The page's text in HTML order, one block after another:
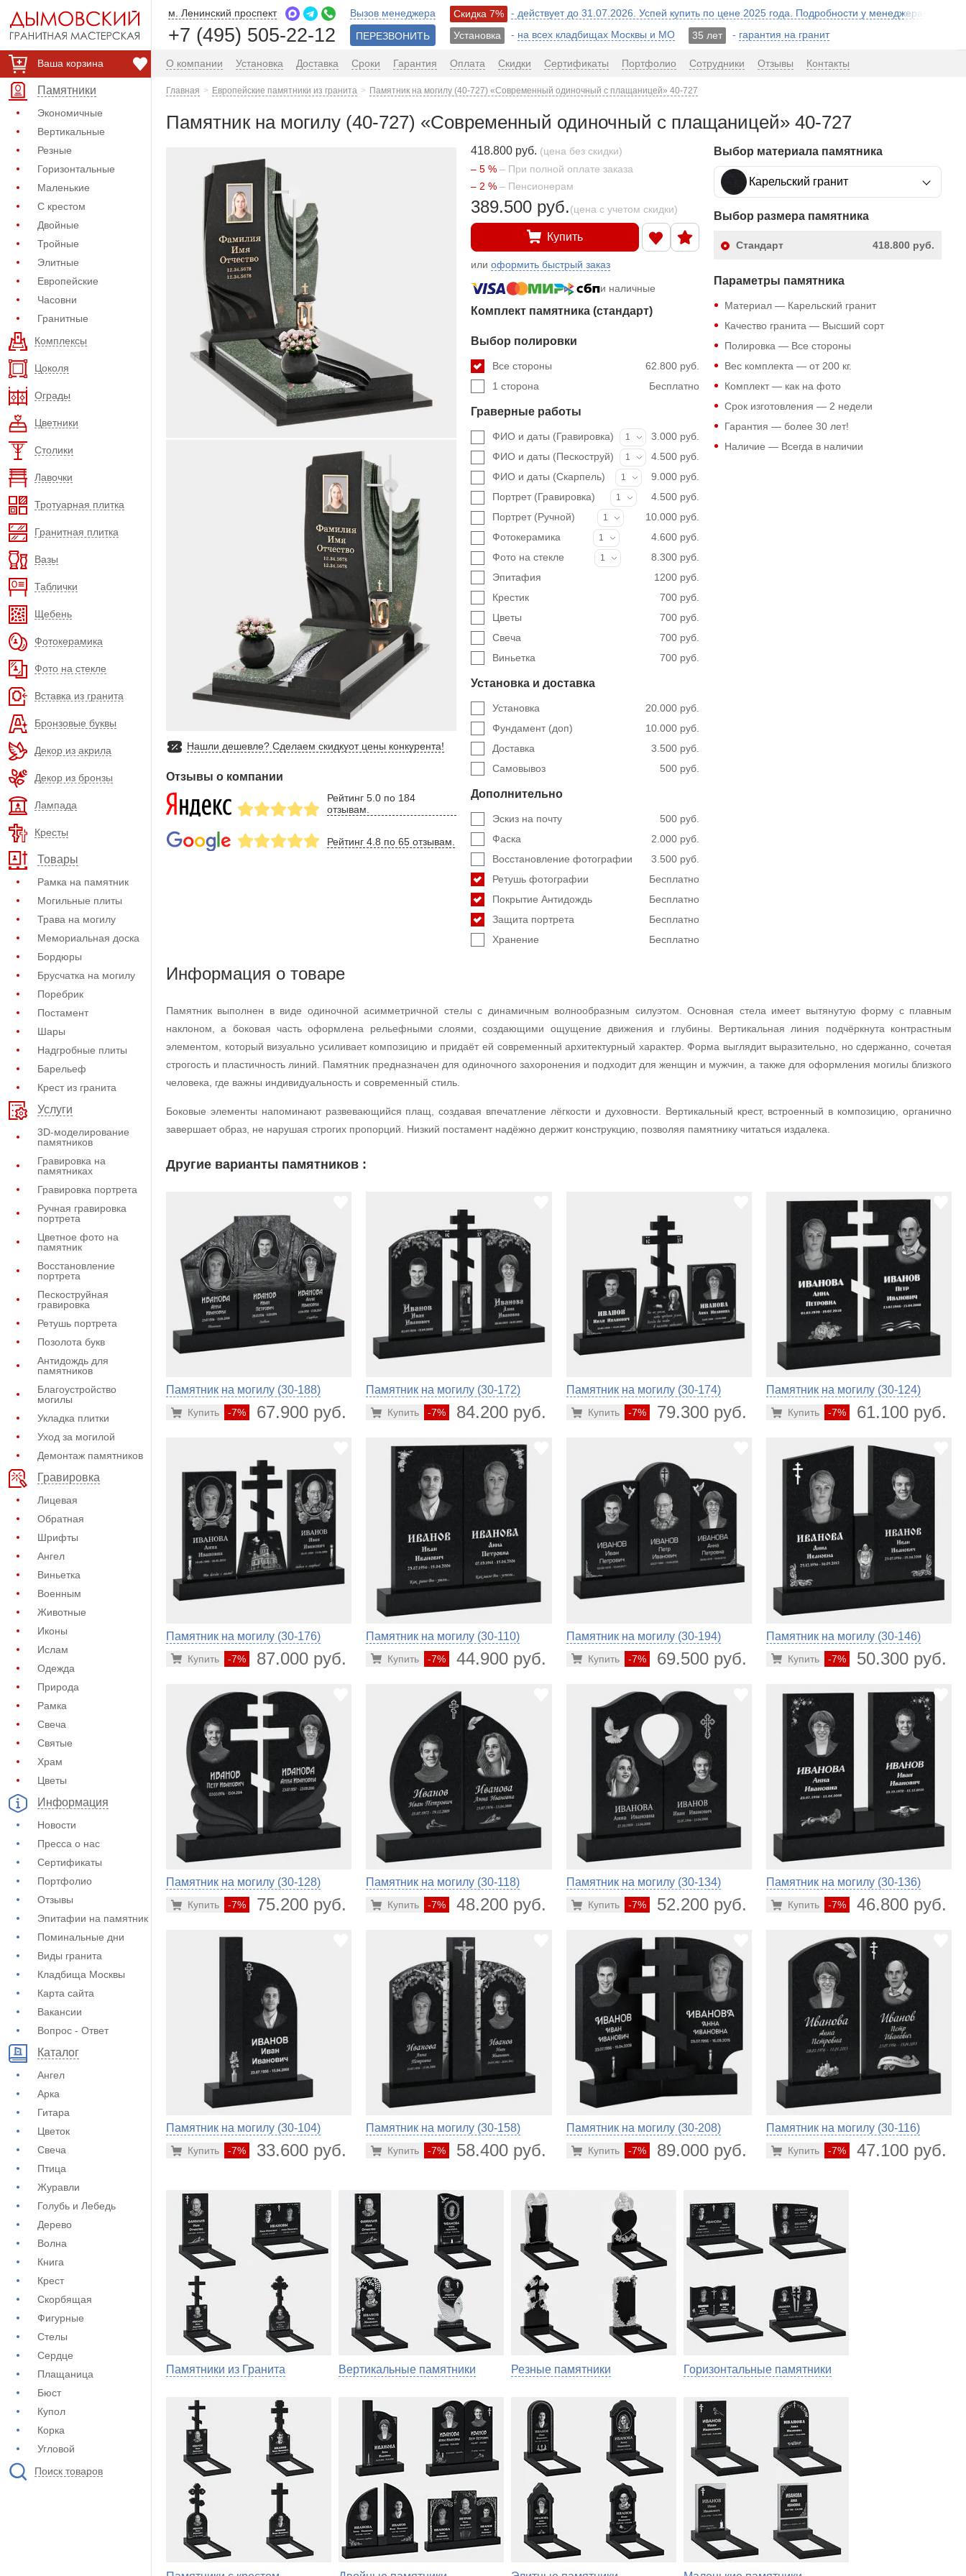
Ваша корзина
Памятники
Экономичные
Вертикальные
Резные
Горизонтальные
Маленькие
С крестом
Двойные
Тройные
Элитные
Европейские
Часовни
Гранитные
Комплексы
Цоколя
Ограды
Цветники
Столики
Лавочки
Тротуарная плитка
Гранитная плитка
Вазы
Таблички
Щебень
Фотокерамика
Фото на стекле
Вставка из гранита
Бронзовые буквы
Декор из акрила
Декор из бронзы
Лампада
Кресты
Товары
Рамка на памятник
Могильные плиты
Трава на могилу
Мемориальная доска
Бордюры
Брусчатка на могилу
Поребрик
Постамент
Шары
Надгробные плиты
Барельеф
Крест из гранита
Услуги
3D-моделирование
памятников
Гравировка на
памятниках
Гравировка портрета
Ручная гравировка
портрета
Цветное фото на
памятник
Восстановление
портрета
Пескоструйная
гравировка
Ретушь портрета
Позолота букв
Антидождь для
памятников
Благоустройство
могилы
Укладка плитки
Уход за могилой
Демонтаж памятников
Гравировка
Лицевая
Обратная
Шрифты
Ангел
Виньетка
Военным
Животные
Иконы
Ислам
Одежда
Природа
Рамка
Свеча
Святые
Храм
Цветы
Информация
Новости
Пресса о нас
Сертификаты
Портфолио
Отзывы
Эпитафии на памятник
Поминальные дни
Виды гранита
Кладбища Москвы
Карта сайта
Вакансии
Вопрос - Ответ
Каталог
Ангел
Арка
Гитара
Цветок
Свеча
Птица
Журавли
Голубь и Лебедь
Дерево
Волна
Книга
Крест
Скорбящая
Фигурные
Стелы
Сердце
Плащаница
Бюст
Купол
Корка
Угловой
Поиск товаров
м. Ленинский проспект
+7 (495) 505-22-12
Вызов менеджера
ПЕРЕЗВОНИТЬ
Скидка 7%
- действует до 31.07.2026. Успей купить по цене 2025 года. Подробности у менеджера!
Установка
- на всех кладбищах Москвы и МО 35 лет - гарантия на гранит
О компании Установка Доставка Сроки Гарантия Оплата Скидки Сертификаты Портфолио Сотрудники Отзывы Контакты
Главная Европейские памятники из гранита Памятник на могилу (40-727) «Современный одиночный с плащаницей» 40-727
Памятник на могилу (40-727) «Современный одиночный с плащаницей» 40-727
Нашли дешевле? Сделаем скидкуот цены конкурента!
Отзывы о компании
Рейтинг 5.0 по 184
отзывам.
Рейтинг 4.8 по 65 отзывам.
418.800 руб. (цена без скидки)
– 5 % – При полной оплате заказа
– 2 % – Пенсионерам
389.500 руб.(цена с учетом скидки)
Купить
илиоформить быстрый заказ
и наличные
Комплект памятника (стандарт)
Выбор полировки
62.800 руб.
Все стороны
Бесплатно
1 сторона
Граверные работы
ФИО и даты (Гравировка) 1
3.000 руб.
ФИО и даты (Пескоструй)
1
4.500 руб.
ФИО и даты (Скарпель)
1
9.000 руб.
Портрет (Гравировка)
1
4.500 руб.
Портрет (Ручной)
1
10.000 руб.
Фотокерамика
1
4.600 руб.
Фото на стекле
1
8.300 руб.
1200 руб.
Эпитафия
700 руб.
Крестик
700 руб.
Цветы
700 руб.
Свеча
700 руб.
Виньетка
Установка и доставка
20.000 руб.
Установка
10.000 руб.
Фундамент (доп)
3.500 руб.
Доставка
500 руб.
Самовывоз
Дополнительно
500 руб.
Эскиз на почту
2.000 руб.
Фаска
3.500 руб.
Восстановление фотографии
Бесплатно
Ретушь фотографии
Бесплатно
Покрытие Антидождь
Бесплатно
Защита портрета
Бесплатно
Хранение
Выбор материала памятника
Карельский гранит
Выбор размера памятника
418.800 руб.
Стандарт
Параметры памятника
Материал — Карельский гранит
Качество гранита — Высший сорт
Полировка — Все стороны
Вес комплекта — от 200 кг.
Комплект — как на фото
Срок изготовления — 2 недели
Гарантия — более 30 лет!
Наличие — Всегда в наличии
Информация о товаре
Памятник выполнен в виде одиночной асимметричной стелы с динамичным волнообразным силуэтом. Основная стела имеет вытянутую форму с плавным
наклоном, а боковая часть оформлена рельефными слоями, создающими ощущение движения и глубины. Вертикальная линия подчёркнута контрастным
элементом, который визуально усиливает композицию и придаёт ей современный архитектурный характер. Форма выглядит выразительно, но сдержанно, сочетая
строгость и пластичность линий. Памятник предназначен для одиночного захоронения и подходит для женщин и мужчин, а также для оформления могилы близкого
человека, где важны индивидуальность и современный стиль.
Боковые элементы напоминают развевающийся плащ, создавая впечатление лёгкости и духовности. Вертикальный крест, встроенный в композицию, органично
завершает образ, не нарушая строгих пропорций. Низкий постамент надёжно держит конструкцию, позволяя памятнику читаться издалека.
Другие варианты памятников :
Памятник на могилу (30-188)
-7% 67.900 руб.
Купить
Памятник на могилу (30-172)
-7% 84.200 руб.
Купить
Памятник на могилу (30-174)
-7% 79.300 руб.
Купить
Памятник на могилу (30-124)
-7% 61.100 руб.
Купить
Памятник на могилу (30-176)
-7% 87.000 руб.
Купить
Памятник на могилу (30-110)
-7% 44.900 руб.
Купить
Памятник на могилу (30-194)
-7% 69.500 руб.
Купить
Памятник на могилу (30-146)
-7% 50.300 руб.
Купить
Памятник на могилу (30-128)
-7% 75.200 руб.
Купить
Памятник на могилу (30-118)
-7% 48.200 руб.
Купить
Памятник на могилу (30-134)
-7% 52.200 руб.
Купить
Памятник на могилу (30-136)
-7% 46.800 руб.
Купить
Памятник на могилу (30-104)
-7% 33.600 руб.
Купить
Памятник на могилу (30-158)
-7% 58.400 руб.
Купить
Памятник на могилу (30-208)
-7% 89.000 руб.
Купить
Памятник на могилу (30-116)
-7% 47.100 руб.
Купить
Памятники из Гранита Вертикальные памятники Резные памятники Горизонтальные памятники